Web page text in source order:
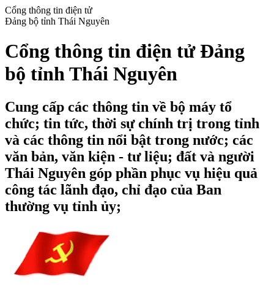
Cổng thông tin điện tử
Đảng bộ tỉnh Thái Nguyên
Cổng thông tin điện tử Đảng
bộ tỉnh Thái Nguyên
Cung cấp các thông tin về bộ máy tổ
chức; tin tức, thời sự chính trị trong tỉnh
và các thông tin nổi bật trong nước; các
văn bản, văn kiện - tư liệu; đất và người
Thái Nguyên góp phần phục vụ hiệu quả
công tác lãnh đạo, chỉ đạo của Ban
thường vụ tỉnh ủy;